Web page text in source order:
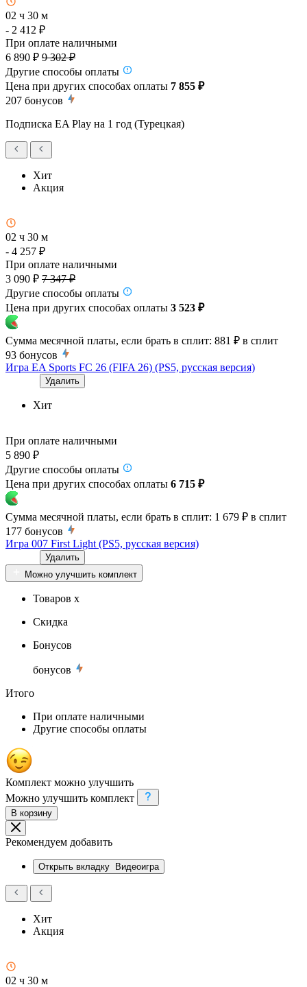
02 ч 30 м
- 2 412 ₽
При оплате наличными
6 890 ₽ 9 302 ₽
Другие способы оплаты
Цена при других способах оплаты 7 855 ₽
207 бонусов
Подписка EA Play на 1 год (Турецкая)
Хит
Акция
02 ч 30 м
- 4 257 ₽
При оплате наличными
3 090 ₽ 7 347 ₽
Другие способы оплаты
Цена при других способах оплаты 3 523 ₽
Сумма месячной платы, если брать в сплит: 881 ₽ в сплит
93 бонусов
Игра EA Sports FC 26 (FIFA 26) (PS5, русская версия)
Удалить
Хит
При оплате наличными
5 890 ₽
Другие способы оплаты
Цена при других способах оплаты 6 715 ₽
Сумма месячной платы, если брать в сплит: 1 679 ₽ в сплит
177 бонусов
Игра 007 First Light (PS5, русская версия)
Удалить
Можно улучшить комплект
Товаров x
Скидка
Бонусов
бонусов
Итого
При оплате наличными
Другие способы оплаты
Комплект можно улучшить
Можно улучшить комплект
В корзину
Рекомендуем добавить
Открыть вкладку Видеоигра
Хит
Акция
02 ч 30 м